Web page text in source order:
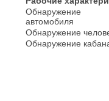
Обнаружение
автомобиля
Обнаружение
Обнаружение